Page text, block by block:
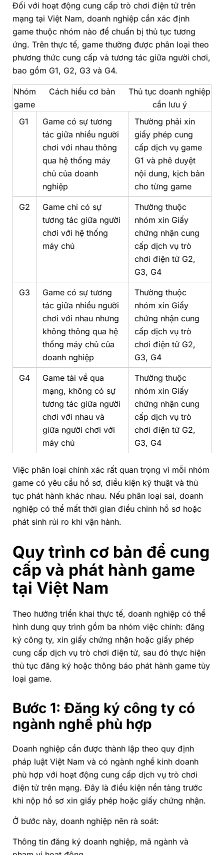
Đối với hoạt động cung cấp trò chơi điện tử trên
mạng tại Việt Nam, doanh nghiệp cần xác định
game thuộc nhóm nào để chuẩn bị thủ tục tương
ứng. Trên thực tế, game thường được phân loại theo
phương thức cung cấp và tương tác giữa người chơi,
bao gồm G1, G2, G3 và G4.
Nhóm
game
Cách hiểu cơ bản
Thủ tục doanh nghiệp
cần lưu ý
G1
Game có sự tương
tác giữa nhiều người
chơi với nhau thông
qua hệ thống máy
chủ của doanh
nghiệp
Thường phải xin
giấy phép cung
cấp dịch vụ game
G1 và phê duyệt
nội dung, kịch bản
cho từng game
G2
Game chỉ có sự
tương tác giữa người
chơi với hệ thống
máy chủ
Thường thuộc
nhóm xin Giấy
chứng nhận cung
cấp dịch vụ trò
chơi điện tử G2,
G3, G4
G3
Game có sự tương
tác giữa nhiều người
chơi với nhau nhưng
không thông qua hệ
thống máy chủ của
doanh nghiệp
Thường thuộc
nhóm xin Giấy
chứng nhận cung
cấp dịch vụ trò
chơi điện tử G2,
G3, G4
G4
Game tải về qua
mạng, không có sự
tương tác giữa người
chơi với nhau và
giữa người chơi với
máy chủ
Thường thuộc
nhóm xin Giấy
chứng nhận cung
cấp dịch vụ trò
chơi điện tử G2,
G3, G4
Việc phân loại chính xác rất quan trọng vì mỗi nhóm
game có yêu cầu hồ sơ, điều kiện kỹ thuật và thủ
tục phát hành khác nhau. Nếu phân loại sai, doanh
nghiệp có thể mất thời gian điều chỉnh hồ sơ hoặc
phát sinh rủi ro khi vận hành.
Quy trình cơ bản để cung
cấp và phát hành game
tại Việt Nam
Theo hướng triển khai thực tế, doanh nghiệp có thể
hình dung quy trình gồm ba nhóm việc chính: đăng
ký công ty, xin giấy chứng nhận hoặc giấy phép
cung cấp dịch vụ trò chơi điện tử, sau đó thực hiện
thủ tục đăng ký hoặc thông báo phát hành game tùy
loại game.
Bước 1: Đăng ký công ty có
ngành nghề phù hợp
Doanh nghiệp cần được thành lập theo quy định
pháp luật Việt Nam và có ngành nghề kinh doanh
phù hợp với hoạt động cung cấp dịch vụ trò chơi
điện tử trên mạng. Đây là điều kiện nền tảng trước
khi nộp hồ sơ xin giấy phép hoặc giấy chứng nhận.
Ở bước này, doanh nghiệp nên rà soát:
Thông tin đăng ký doanh nghiệp, mã ngành và